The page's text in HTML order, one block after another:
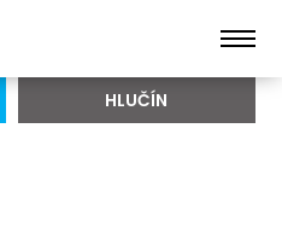
HLUČÍN